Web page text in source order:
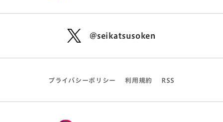
@seikatsusoken
プライバシーポリシー 利用規約 RSS